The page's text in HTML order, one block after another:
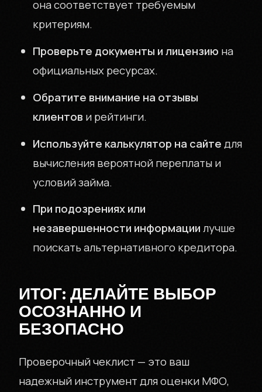
она соответствует требуемым
критериям.
Проверьте документы и лицензию на
официальных ресурсах.
Обратите внимание на отзывы
клиентов и рейтинги.
Используйте калькулятор на сайтедля
вычисления вероятной переплаты и
условий займа.
При подозрениях или
незавершенности информациилучше
поискать альтернативного кредитора.
ИТОГ: ДЕЛАЙТЕ ВЫБОР
ОСОЗНАННО И
БЕЗОПАСНО
Проверочный чеклист — это ваш
надежный инструмент для оценки МФО,